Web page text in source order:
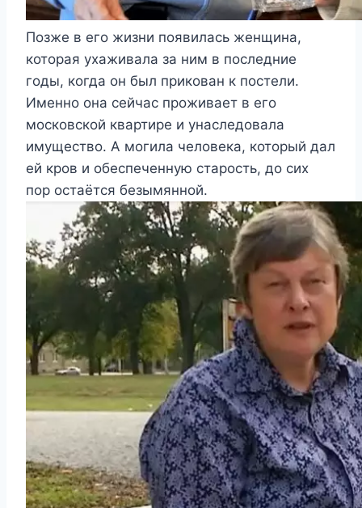
Позже в его жизни появилась женщина,
которая ухаживала за ним в последние
годы, когда он был прикован к постели.
Именно она сейчас проживает в его
московской квартире и унаследовала
имущество. А могила человека, который дал
ей кров и обеспеченную старость, до сих
пор остаётся безымянной.